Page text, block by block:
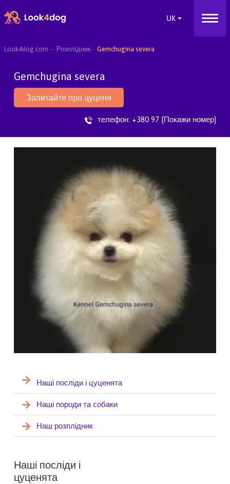
Look4dog.com Розплідник Gemchugina severa
Gemchugina severa
Запитайте про цуценя
телефон: +380 97 [Покажи номер]
Наші посліди і цуценята
Наші породи та собаки
Наш розплідник
Наші посліди і
цуценята